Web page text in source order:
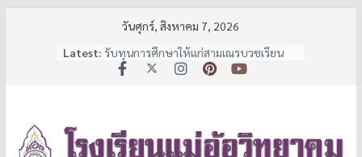
วันศุกร์, สิงหาคม 7, 2026
Latest: รับทุนการศึกษาให้แก่สามเณรบวชเรียน
และนักเรียนช่วยเหลือผู้ด้อยโอกาส
ประกาศรายชื่อนักเรียนชั้น ม.1 และ ม.4 ปี
การศึกษา 2569